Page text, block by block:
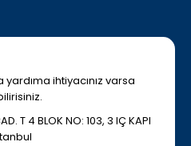
ihtiyacınız varsa
T 4 BLOK NO: 103, 3 IÇ KAPI